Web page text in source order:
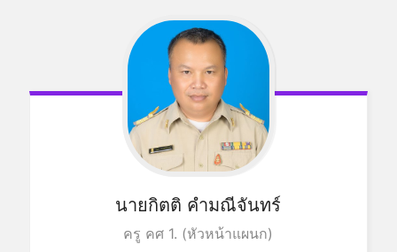
นายกิตติ คำมณีจันทร์
ครู คศ 1. (หัวหน้าแผนก)